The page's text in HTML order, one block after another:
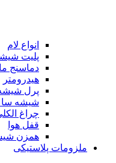
انواع لام
پلیت
دماسنج
هیدرومتر
پرل
شیشه
چراغ
قفل هوا
همزن
ملزومات پلاستیکی